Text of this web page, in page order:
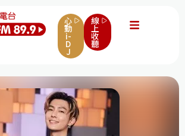
心
動
i-
D
J
線
上
收
聽